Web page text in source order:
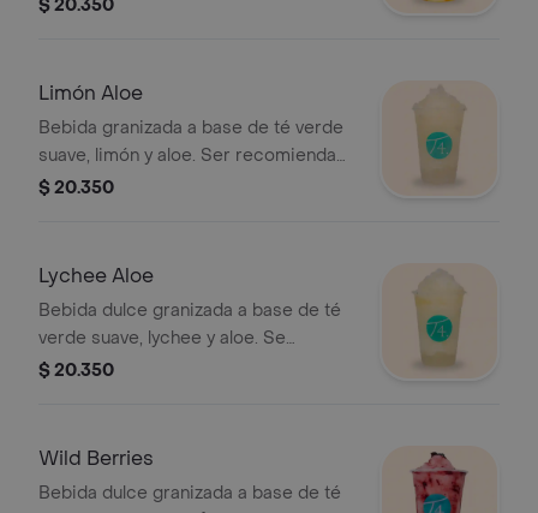
$ 20.350
Limón Aloe
Bebida granizada a base de té verde
suave, limón y aloe. Ser recomienda
con poca azúcar.
$ 20.350
Lychee Aloe
Bebida dulce granizada a base de té
verde suave, lychee y aloe. Se
recomienda sin azúcar.
$ 20.350
Wild Berries
Bebida dulce granizada a base de té